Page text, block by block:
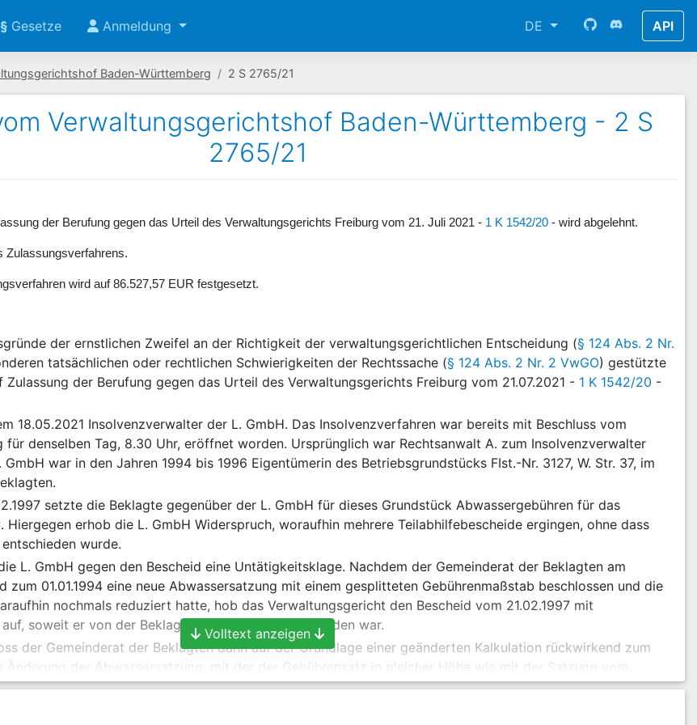
§ Gesetze Anmeldung DE API
Baden-Württemberg 2 S 2765/21
Verwaltungsgerichtshof Baden-Württemberg - 2 S
2765/21
der Berufung gegen das Urteil des Verwaltungsgerichts Freiburg vom 21. Juli 2021 - 1 K 1542/20 - wird abgelehnt.
Zulassungsverfahrens.
wird auf 86.527,57 EUR festgesetzt.
der ernstlichen Zweifel an der Richtigkeit der verwaltungsgerichtlichen Entscheidung (§ 124 Abs. 2 Nr.
tatsächlichen oder rechtlichen Schwierigkeiten der Rechtssache (§ 124 Abs. 2 Nr. 2 VwGO) gestützte
Zulassung der Berufung gegen das Urteil des Verwaltungsgerichts Freiburg vom 21.07.2021 - 1 K 1542/20 -
18.05.2021 Insolvenzverwalter der L. GmbH. Das Insolvenzverfahren war bereits mit Beschluss vom
für denselben Tag, 8.30 Uhr, eröffnet worden. Ursprünglich war Rechtsanwalt A. zum Insolvenzverwalter
war in den Jahren 1994 bis 1996 Eigentümerin des Betriebsgrundstücks FIst.-Nr. 3127, W. Str. 37, im
setzte die Beklagte gegenüber der L. GmbH für dieses Grundstück Abwassergebühren für das
Hiergegen erhob die L. GmbH Widerspruch, woraufhin mehrere Teilabhilfebescheide ergingen, ohne dass
wurde.
L. GmbH gegen den Bescheid eine Untätigkeitsklage. Nachdem der Gemeinderat der Beklagten am
zum 01.01.1994 eine neue Abwassersatzung mit einem gesplitteten Gebührenmaßstab beschlossen und die
nochmals reduziert hatte, hob das Verwaltungsgericht den Bescheid vom 21.02.1997 mit
soweit er von der Beklagten aufrechterhalten worden war.
der Gemeinderat der Beklagten dann auf der Grundlage einer geänderten Kalkulation rückwirkend zum
Änderung der Abwassersatzung, mit der der Gebührensatz in gleicher Höhe wie mit der Satzung vom
wurde.
setzte die Beklagte daraufhin die von der L. GmbH zu entrichtende Abwassergebühr für das Jahr 1996
Volltext anzeigen